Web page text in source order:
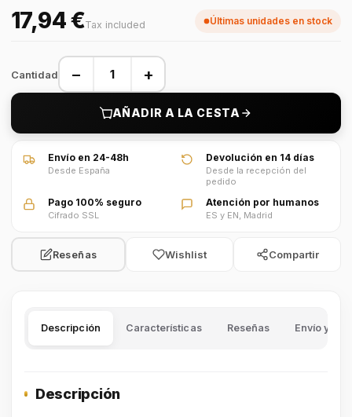
17,94 €Tax included Últimas unidades en stock
Cantidad − +
AÑADIR A LA CESTA
Envío en 24-48h
Desde España
Devolución en 14 días
Desde la recepción del
pedido
Pago 100% seguro
Cifrado SSL
Atención por humanos
ES y EN, Madrid
Reseñas Wishlist Compartir
Descripción Características Reseñas Envío y
Descripción